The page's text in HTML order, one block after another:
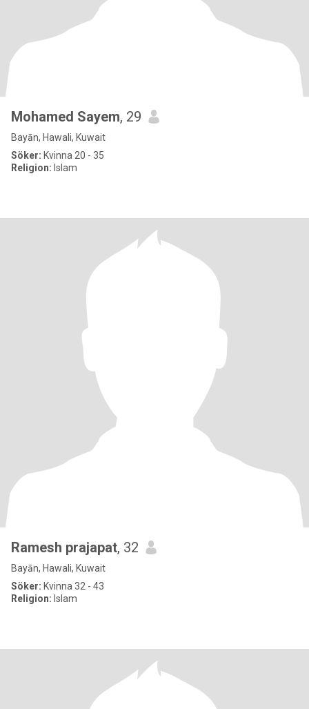
Mohamed Sayem, 29
Bayān, Hawali, Kuwait
Söker: Kvinna 20 - 35
Religion: Islam
Ramesh prajapat, 32
Bayān, Hawali, Kuwait
Söker: Kvinna 32 - 43
Religion: Islam